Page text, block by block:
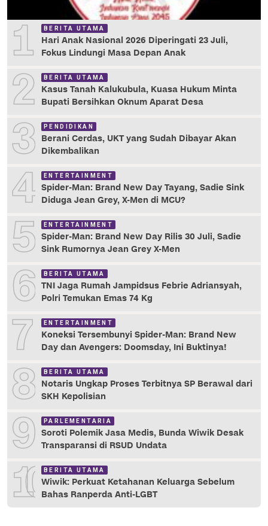
1 BERITA UTAMA
Hari Anak Nasional 2026 Diperingati 23 Juli,
Fokus Lindungi Masa Depan Anak
2 BERITA UTAMA
Kasus Tanah Kalukubula, Kuasa Hukum Minta
Bupati Bersihkan Oknum Aparat Desa
3 PENDIDIKAN
Berani Cerdas, UKT yang Sudah Dibayar Akan
Dikembalikan
4 ENTERTAINMENT
Spider-Man: Brand New Day Tayang, Sadie Sink
Diduga Jean Grey, X-Men di MCU?
5 ENTERTAINMENT
Spider-Man: Brand New Day Rilis 30 Juli, Sadie
Sink Rumornya Jean Grey X-Men
6 BERITA UTAMA
TNI Jaga Rumah Jampidsus Febrie Adriansyah,
Polri Temukan Emas 74 Kg
7 ENTERTAINMENT
Koneksi Tersembunyi Spider-Man: Brand New
Day dan Avengers: Doomsday, Ini Buktinya!
8 BERITA UTAMA
Notaris Ungkap Proses Terbitnya SP Berawal dari
SKH Kepolisian
9 PARLEMENTARIA
Soroti Polemik Jasa Medis, Bunda Wiwik Desak
Transparansi di RSUD Undata
10 BERITA UTAMA
Wiwik: Perkuat Ketahanan Keluarga Sebelum
Bahas Ranperda Anti-LGBT